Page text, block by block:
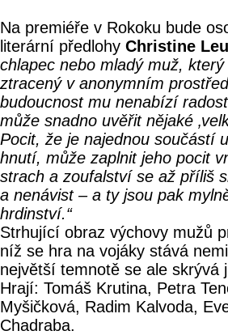
Na premiéře v Rokoku bude
literární předlohy Christine
chlapec nebo mladý muž,
ztracený v anonymním
budoucnost mu nenabízí
může snadno uvěřit nějaké
Pocit, že je najednou součástí
hnutí, může zaplnit jeho pocit
strach a zoufalství se až příliš
a nenávist – a ty jsou pak
hrdinství.“
Strhující obraz výchovy mužů
níž se hra na vojáky stává
největší temnotě se ale skrývá
Hrají: Tomáš Krutina, Petra
Myšičková, Radim Kalvoda,
Chadraba.